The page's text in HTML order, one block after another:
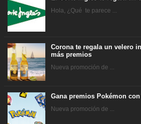
Hola, ¿Qué te parece ...
Corona te regala un velero
más premios
Nueva promoción de ...
Gana premios Pokémon
Nueva promoción de ...